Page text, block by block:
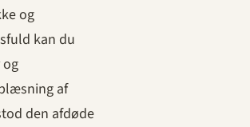
og
kan du
af
den afdøde